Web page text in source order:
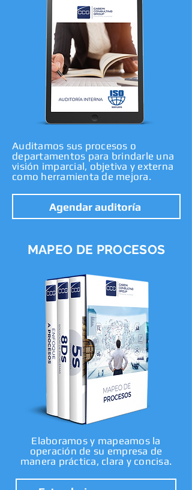
Auditamos sus procesos o
departamentos para brindarle una
visión imparcial, objetiva y externa
como herramienta de mejora.
Agendar auditoría
MAPEO DE PROCESOS
Elaboramos y mapeamos la
operación de su empresa de
manera práctica, clara y concisa.